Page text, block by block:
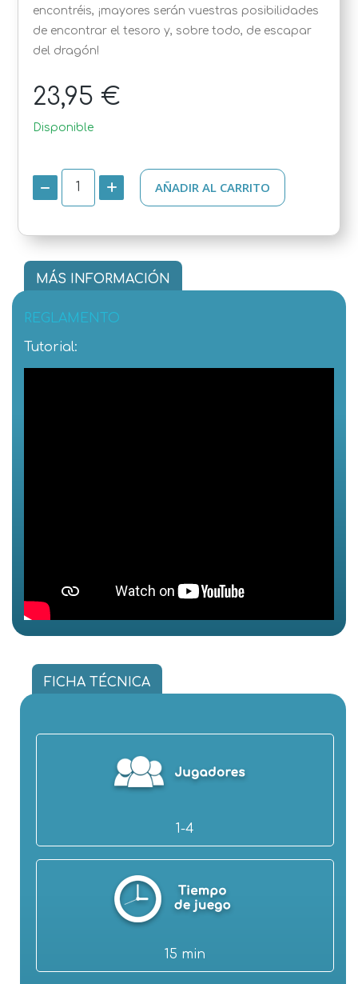
encontréis, ¡mayores serán vuestras posibilidades
de encontrar el tesoro y, sobre todo, de escapar
del dragón!
23,95 €
Disponible
AÑADIR AL CARRITO
MÁS INFORMACIÓN
REGLAMENTO
Tutorial:
FICHA TÉCNICA
1-4
15 min